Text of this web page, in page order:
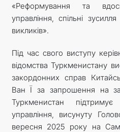
«Реформування та
управління, спільні
викликів».
Під час свого виступу
відомства Туркменистану
закордонних справ
Ван Ї за запрошення на
Туркменистан підтримує
управління, висунуту
вересня 2025 року на